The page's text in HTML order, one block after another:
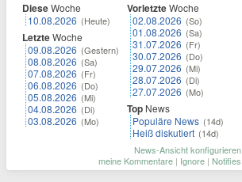
DieseWoche
10.08.2026 (Heute)
LetzteWoche
09.08.2026 (Gestern)
08.08.2026 (Sa)
07.08.2026 (Fr)
06.08.2026 (Do)
05.08.2026 (Mi)
04.08.2026 (Di)
03.08.2026 (Mo)
VorletzteWoche
02.08.2026 (So)
01.08.2026 (Sa)
31.07.2026 (Fr)
30.07.2026 (Do)
29.07.2026 (Mi)
28.07.2026 (Di)
27.07.2026 (Mo)
Top News
Populäre News (14d)
Heiß diskutiert (14d)
News-Ansicht konfigurieren
meine Kommentare | Ignore | Notifies